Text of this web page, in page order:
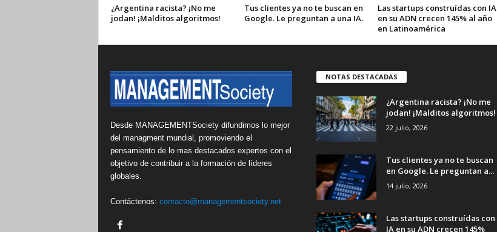
¿Argentina racista? ¡No me
jodan! ¡Malditos algoritmos!
Tus clientes ya no te buscan en
Google. Le preguntan a una IA.
Las startups construídas con IA
en su ADN crecen 145% al año
en Latinoamérica
Desde MANAGEMENTSociety difundimos lo mejor
del managment mundial, promoviendo el
pensamiento de lo mas destacados expertos con el
objetivo de contribuir a la formación de líderes
globales.
Contáctenos: contacto@managementsociety.net
NOTAS DESTACADAS
¿Argentina racista? ¡No me
jodan! ¡Malditos algoritmos!
22 julio, 2026
Tus clientes ya no te buscan
en Google. Le preguntan a...
14 julio, 2026
Las startups construídas con
IA en su ADN crecen 145%